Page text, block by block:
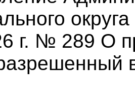
г. № 289 О